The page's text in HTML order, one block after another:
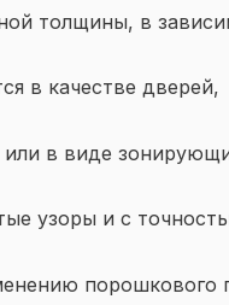
толщины, в
в качестве дверей,
в виде
узоры и с
порошкового